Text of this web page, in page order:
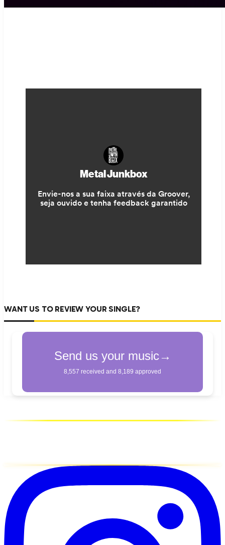
WANT US TO REVIEW YOUR SINGLE?